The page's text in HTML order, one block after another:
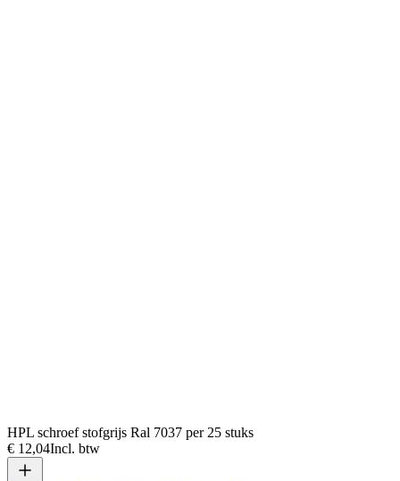
HPL schroef stofgrijs Ral 7037 per 25 stuks
€ 12,04Incl. btw